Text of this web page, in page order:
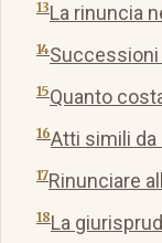
La rinuncia
Quanto
Atti simili
Rinunciare
La